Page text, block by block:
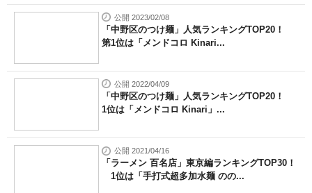
公開 2023/02/08
「中野区のつけ麺」人気ランキングTOP20！
第1位は「メンドコロ Kinari...
公開 2022/04/09
「中野区のつけ麺」人気ランキングTOP20！
1位は「メンドコロ Kinari」...
公開 2021/04/16
「ラーメン 百名店」東京編ランキングTOP30！
1位は「手打式超多加水麺 のの...